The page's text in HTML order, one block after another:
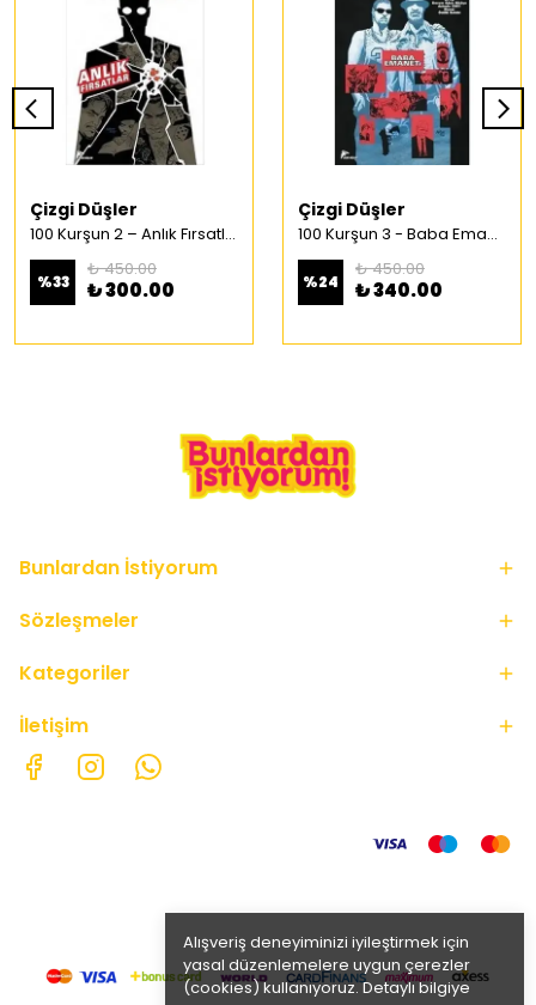
Alışveriş deneyiminizi iyileştirmek için
yasal düzenlemelere uygun çerezler
(cookies) kullanıyoruz. Detaylı bilgiye
Çizgi Düşler
100 Kurşun 2 – Anlık Fırsatlar Türkçe Çizgi Roman
%33
₺ 450.00
₺ 300.00
Çizgi Düşler
100 Kurşun 3 - Baba Emaneti Türkçe Çizgi Roman
%24
₺ 450.00
₺ 340.00
Bunlardan İstiyorum
Sözleşmeler
Kategoriler
İletişim